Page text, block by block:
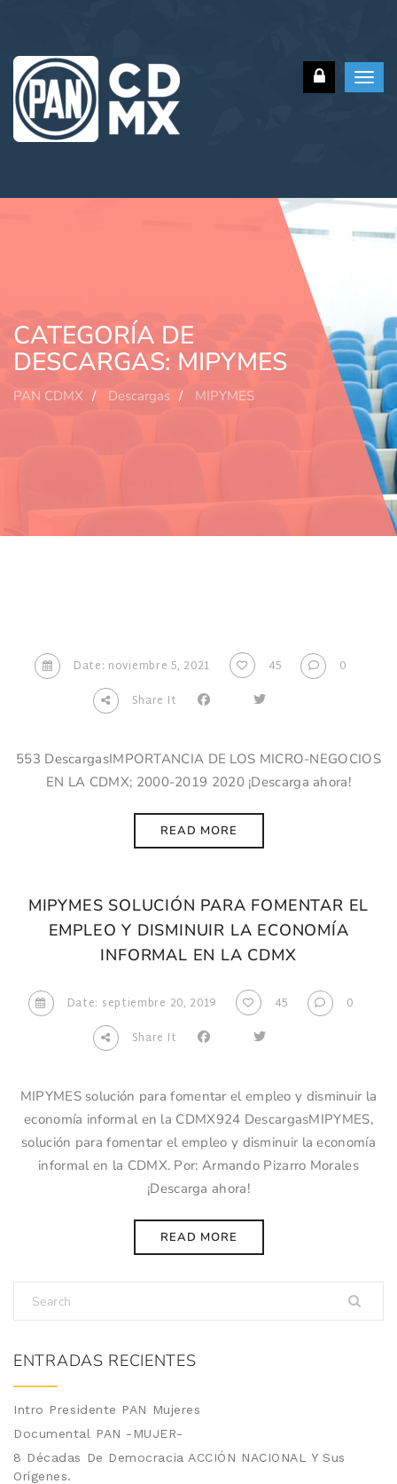
CATEGORÍA DE
DESCARGAS: MIPYMES
PAN CDMX Descargas MIPYMES
Date: noviembre 5, 2021 45
0
Share It
553 DescargasIMPORTANCIA DE LOS MICRO-NEGOCIOS
EN LA CDMX; 2000-2019 2020 ¡Descarga ahora!
READ MORE
MIPYMES SOLUCIÓN PARA FOMENTAR EL
EMPLEO Y DISMINUIR LA ECONOMÍA
INFORMAL EN LA CDMX
Date: septiembre 20, 2019 45
0
Share It
MIPYMES solución para fomentar el empleo y disminuir la
economía informal en la CDMX924 DescargasMIPYMES,
solución para fomentar el empleo y disminuir la economía
informal en la CDMX. Por: Armando Pizarro Morales
¡Descarga ahora!
READ MORE
ENTRADAS RECIENTES
Intro Presidente PAN Mujeres
Documental PAN -MUJER-
8 Décadas De Democracia ACCIÓN NACIONAL Y Sus
Orígenes.